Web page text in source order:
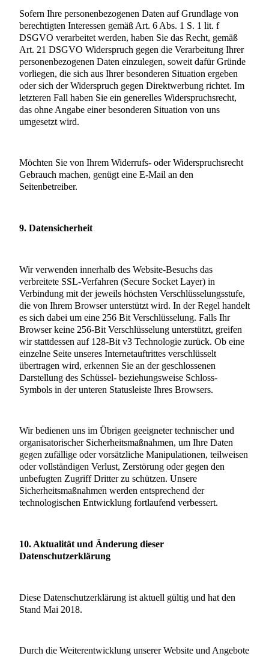
Sofern Ihre personenbezogenen Daten auf Grundlage von
berechtigten Interessen gemäß Art. 6 Abs. 1 S. 1 lit. f
DSGVO verarbeitet werden, haben Sie das Recht, gemäß
Art. 21 DSGVO Widerspruch gegen die Verarbeitung Ihrer
personenbezogenen Daten einzulegen, soweit dafür Gründe
vorliegen, die sich aus Ihrer besonderen Situation ergeben
oder sich der Widerspruch gegen Direktwerbung richtet. Im
letzteren Fall haben Sie ein generelles Widerspruchsrecht,
das ohne Angabe einer besonderen Situation von uns
umgesetzt wird.
Möchten Sie von Ihrem Widerrufs- oder Widerspruchsrecht
Gebrauch machen, genügt eine E-Mail an den
Seitenbetreiber.
9. Datensicherheit
Wir verwenden innerhalb des Website-Besuchs das
verbreitete SSL-Verfahren (Secure Socket Layer) in
Verbindung mit der jeweils höchsten Verschlüsselungsstufe,
die von Ihrem Browser unterstützt wird. In der Regel handelt
es sich dabei um eine 256 Bit Verschlüsselung. Falls Ihr
Browser keine 256-Bit Verschlüsselung unterstützt, greifen
wir stattdessen auf 128-Bit v3 Technologie zurück. Ob eine
einzelne Seite unseres Internetauftrittes verschlüsselt
übertragen wird, erkennen Sie an der geschlossenen
Darstellung des Schüssel- beziehungsweise Schloss-
Symbols in der unteren Statusleiste Ihres Browsers.
Wir bedienen uns im Übrigen geeigneter technischer und
organisatorischer Sicherheitsmaßnahmen, um Ihre Daten
gegen zufällige oder vorsätzliche Manipulationen, teilweisen
oder vollständigen Verlust, Zerstörung oder gegen den
unbefugten Zugriff Dritter zu schützen. Unsere
Sicherheitsmaßnahmen werden entsprechend der
technologischen Entwicklung fortlaufend verbessert.
10. Aktualität und Änderung dieser
Datenschutzerklärung
Diese Datenschutzerklärung ist aktuell gültig und hat den
Stand Mai 2018.
Durch die Weiterentwicklung unserer Website und Angebote